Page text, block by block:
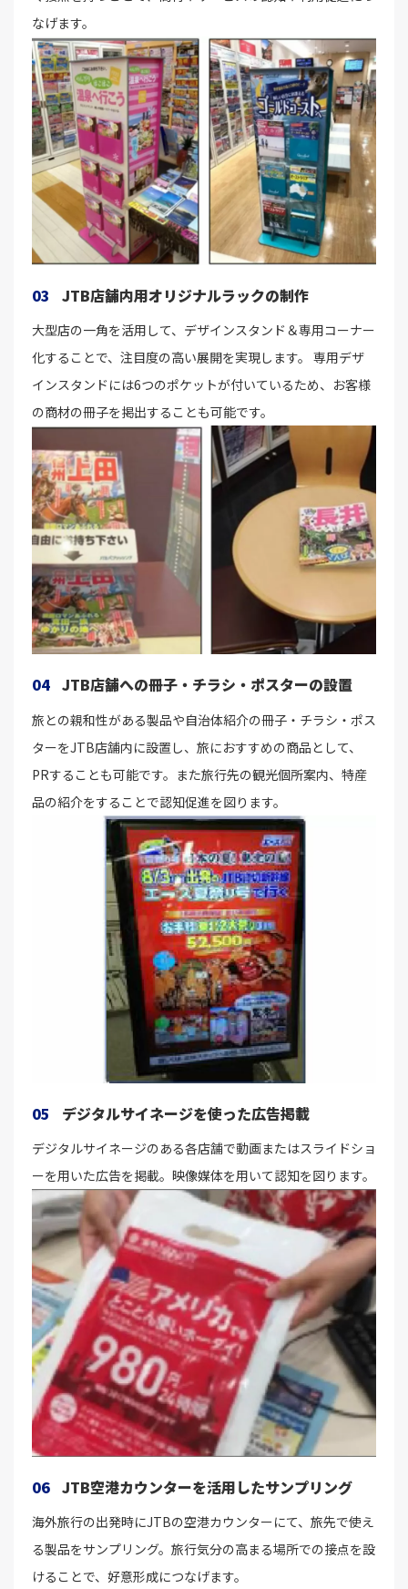
なげます。
03 JTB店舗内用オリジナルラックの制作
大型店の一角を活用して、デザインスタンド＆専用コーナー
化することで、注目度の高い展開を実現します。 専用デザ
インスタンドには6つのポケットが付いているため、お客様
の商材の冊子を掲出することも可能です。
04 JTB店舗への冊子・チラシ・ポスターの設置
旅との親和性がある製品や自治体紹介の冊子・チラシ・ポス
ターをJTB店舗内に設置し、旅におすすめの商品として、
PRすることも可能です。また旅行先の観光個所案内、特産
品の紹介をすることで認知促進を図ります。
05 デジタルサイネージを使った広告掲載
デジタルサイネージのある各店舗で動画またはスライドショ
ーを用いた広告を掲載。映像媒体を用いて認知を図ります。
06 JTB空港カウンターを活用したサンプリング
海外旅行の出発時にJTBの空港カウンターにて、旅先で使え
る製品をサンプリング。旅行気分の高まる場所での接点を設
けることで、好意形成につなげます。